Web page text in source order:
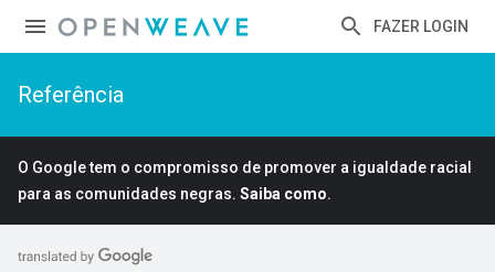
FAZER LOGIN
Referência
O Google tem o compromisso de promover a igualdade racial
para as comunidades negras. Saiba como.